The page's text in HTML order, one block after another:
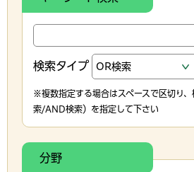
検索タイプ
※複数指定する場合はスペースで区切り
索/AND検索）を指定して下さい
分野